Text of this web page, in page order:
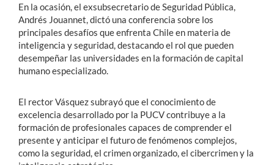
En la ocasión, el exsubsecretario de Seguridad Pública,
Andrés Jouannet, dictó una conferencia sobre los
principales desafíos que enfrenta Chile en materia de
inteligencia y seguridad, destacando el rol que pueden
desempeñar las universidades en la formación de capital
humano especializado.
El rector Vásquez subrayó que el conocimiento de
excelencia desarrollado por la PUCV contribuye a la
formación de profesionales capaces de comprender el
presente y anticipar el futuro de fenómenos complejos,
como la seguridad, el crimen organizado, el cibercrimen y la